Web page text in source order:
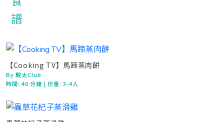
【Cooking TV】馬蹄蒸肉餅
By 靚太Club
時間:40 分鐘 | 份量: 3-4人